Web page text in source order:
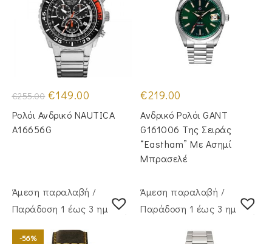
€255.00 Original
price
was:
€255.00.
€149.00
τιμή
είναι:
Ρολόι Ανδρικό NAUTICA
A16656G
€219.00
Ανδρικό Ρολόι GANT
G161006 Της Σειράς
“Eastham” Με Ασημί
Μπρασελέ
Άμεση παραλαβή /
Παράδoση 1 έως 3 ημέρες
-56%
Άμεση παραλαβή /
Παράδoση 1 έως 3 ημέρες